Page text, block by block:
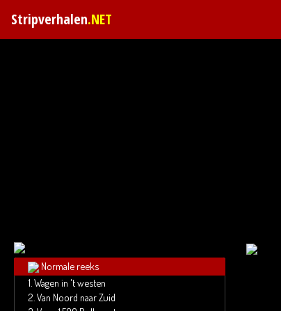
Stripverhalen.NET
Normale reeks
1. Wagen in 't westen
2. Van Noord naar Zuid